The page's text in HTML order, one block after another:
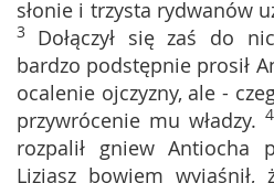
słonie i trzysta rydwanów
3 Dołączył się zaś do
bardzo podstępnie prosił
ocalenie ojczyzny, ale -
przywrócenie mu władzy. 4
rozpalił gniew Antiocha
Lizjasz bowiem